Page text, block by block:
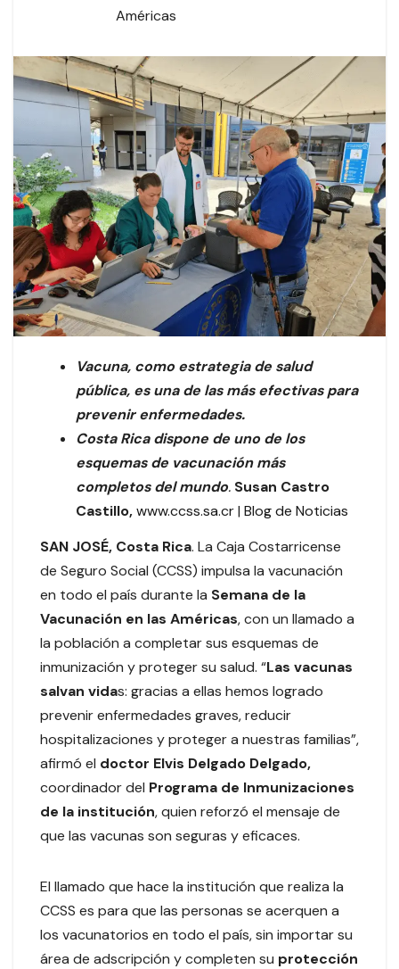
Américas
Vacuna, como estrategia de salud
pública, es una de las más efectivas para
prevenir enfermedades.
Costa Rica dispone de uno de los
esquemas de vacunación más
completos del mundo. Susan Castro
Castillo,www.ccss.sa.cr| Blog de Noticias
SAN JOSÉ, Costa Rica. La Caja Costarricense
de Seguro Social (CCSS) impulsa la vacunación
en todo el país durante la Semana de la
Vacunación en las Américas, con un llamado a
la población a completar sus esquemas de
inmunización y proteger su salud. “Las vacunas
salvan vidas: gracias a ellas hemos logrado
prevenir enfermedades graves, reducir
hospitalizaciones y proteger a nuestras familias”,
afirmó el doctor Elvis Delgado Delgado,
coordinador del Programa de Inmunizaciones
de la institución, quien reforzó el mensaje de
que las vacunas son seguras y eficaces.
El llamado que hace la institución que realiza la
CCSS es para que las personas se acerquen a
los vacunatorios en todo el país, sin importar su
área de adscripción y completen su protección